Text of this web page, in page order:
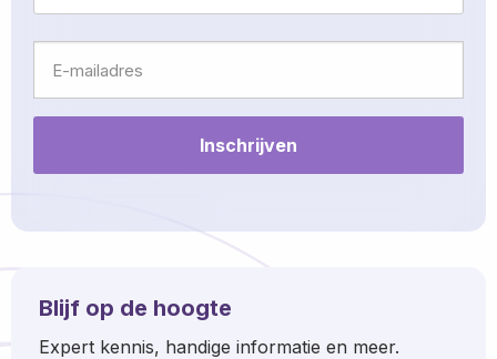
Blijf op de hoogte
Expert kennis, handige informatie en meer.